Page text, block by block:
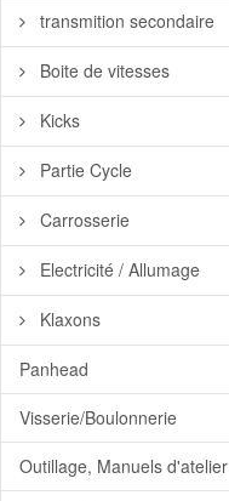
transmition secondaire
Boite de vitesses
Kicks
Partie Cycle
Carrosserie
Electricité / Allumage
Klaxons
Panhead
Visserie/Boulonnerie
Outillage, Manuels d'atelier